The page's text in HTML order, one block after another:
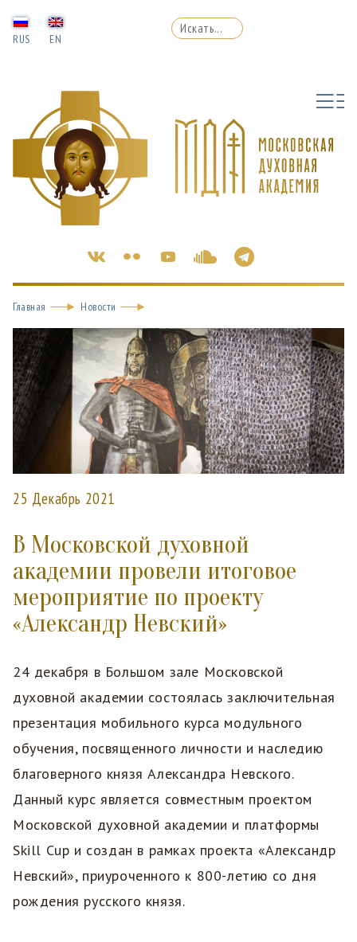
RUS EN
Главная Новости
25 Декабрь 2021
В Московской духовной
академии провели итоговое
мероприятие по проекту
«Александр Невский»
24 декабря в Большом зале Московской
духовной академии состоялась заключительная
презентация мобильного курса модульного
обучения, посвященного личности и наследию
благоверного князя Александра Невского.
Данный курс является совместным проектом
Московской духовной академии и платформы
Skill Cup и создан в рамках проекта «Александр
Невский», приуроченного к 800-летию со дня
рождения русского князя.